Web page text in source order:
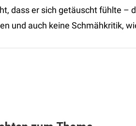
dass er sich getäuscht fühlte –
und auch keine Schmähkritik,